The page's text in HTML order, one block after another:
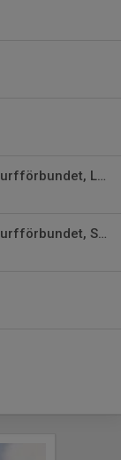
Årsmöte 2026 del 1, för Svenska surfförbundet, Lördag15e Sept 2025 kl 15.00
Årsmöte 2025 del 2, för Svenska surfförbundet, Söndag16e Feb 2024 kl 15.00